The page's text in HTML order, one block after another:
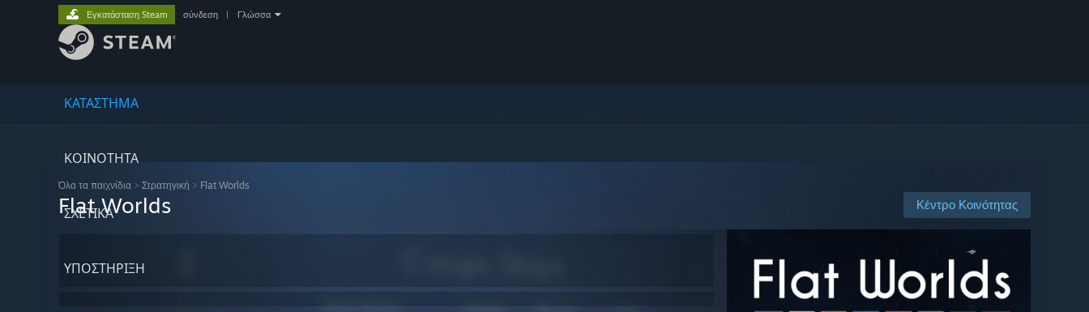
ΚΑΤΑΣΤΗΜΑ
ΚΟΙΝΟΤΗΤΑ
ΣΧΕΤΙΚΆ
ΥΠΟΣΤΗΡΙΞΗ
Εγκατάσταση Steam σύνδεση Γλώσσα
Όλα τα παιχνίδια > Στρατηγική > Flat Worlds
Κέντρο Κοινότητας
Flat Worlds